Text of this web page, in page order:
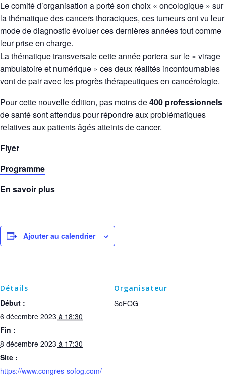
Le comité d’organisation a porté son choix « oncologique » sur
la thématique des cancers thoraciques, ces tumeurs ont vu leur
mode de diagnostic évoluer ces dernières années tout comme
leur prise en charge.
La thématique transversale cette année portera sur le « virage
ambulatoire et numérique » ces deux réalités incontournables
vont de pair avec les progrès thérapeutiques en cancérologie.
Pour cette nouvelle édition, pas moins de400 professionnels
de santé sont attendus pour répondre aux problématiques
relatives aux patients âgés atteints de cancer.
Flyer
Programme
En savoir plus
Ajouter au calendrier
Détails
Début :
6 décembre 2023 à 18:30
Fin :
8 décembre 2023 à 17:30
Site :
https://www.congres-sofog.com/
Organisateur
SoFOG